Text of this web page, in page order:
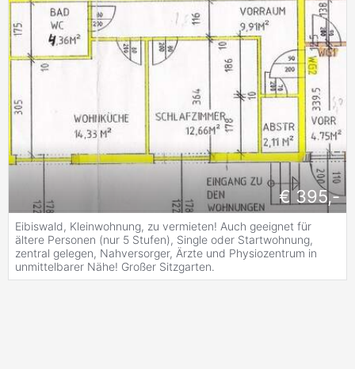
€ 395,-
Eibiswald, Kleinwohnung, zu vermieten! Auch geeignet für
ältere Personen (nur 5 Stufen), Single oder Startwohnung,
zentral gelegen, Nahversorger, Ärzte und Physiozentrum in
unmittelbarer Nähe! Großer Sitzgarten.